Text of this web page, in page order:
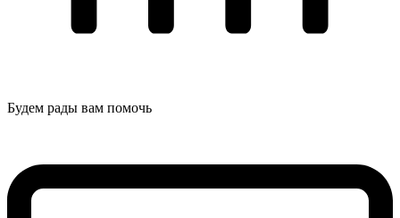
Будем рады вам помочь